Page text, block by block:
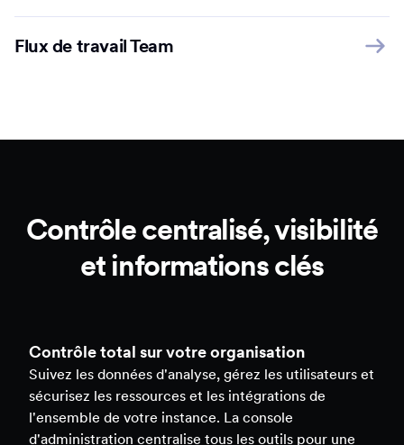
Flux de travail Team
Contrôle centralisé, visibilité
et informations clés
Contrôle total sur votre organisation
Suivez les données d'analyse, gérez les utilisateurs et
sécurisez les ressources et les intégrations de
l'ensemble de votre instance. La console
d'administration centralise tous les outils pour une